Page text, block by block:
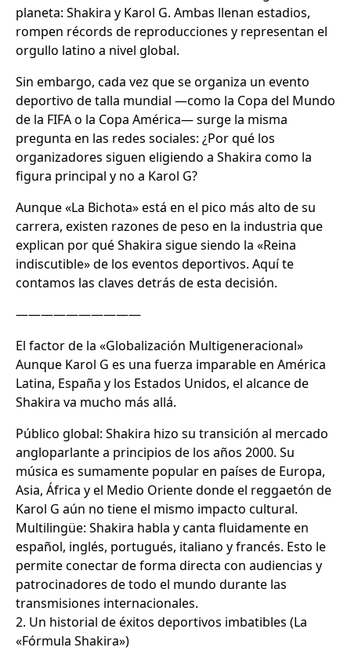
planeta: Shakira y Karol G. Ambas llenan estadios,
rompen récords de reproducciones y representan el
orgullo latino a nivel global.
Sin embargo, cada vez que se organiza un evento
deportivo de talla mundial —como la Copa del Mundo
de la FIFA o la Copa América— surge la misma
pregunta en las redes sociales: ¿Por qué los
organizadores siguen eligiendo a Shakira como la
figura principal y no a Karol G?
Aunque «La Bichota» está en el pico más alto de su
carrera, existen razones de peso en la industria que
explican por qué Shakira sigue siendo la «Reina
indiscutible» de los eventos deportivos. Aquí te
contamos las claves detrás de esta decisión.
——————————
El factor de la «Globalización Multigeneracional»
Aunque Karol G es una fuerza imparable en América
Latina, España y los Estados Unidos, el alcance de
Shakira va mucho más allá.
Público global: Shakira hizo su transición al mercado
angloparlante a principios de los años 2000. Su
música es sumamente popular en países de Europa,
Asia, África y el Medio Oriente donde el reggaetón de
Karol G aún no tiene el mismo impacto cultural.
Multilingüe: Shakira habla y canta fluidamente en
español, inglés, portugués, italiano y francés. Esto le
permite conectar de forma directa con audiencias y
patrocinadores de todo el mundo durante las
transmisiones internacionales.
2. Un historial de éxitos deportivos imbatibles (La
«Fórmula Shakira»)